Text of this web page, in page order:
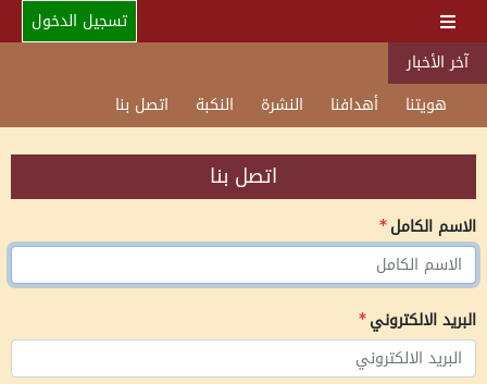
تسجيل الدخول
آخر الأخبار
هويتنا
أهدافنا النشرة النكبة اتصل بنا
اتصل بنا
الاسم الكامل
البريد الالكتروني